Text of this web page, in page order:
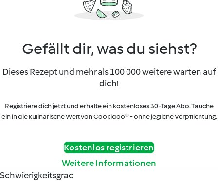
Gefällt dir, was du siehst?
Dieses Rezept und mehr als 100 000 weitere warten auf
dich!
Registriere dich jetzt und erhalte ein kostenloses 30-Tage Abo. Tauche
ein in die kulinarische Welt von Cookidoo® - ohne jegliche Verpflichtung.
Kostenlos registrieren
Weitere Informationen
Schwierigkeitsgrad